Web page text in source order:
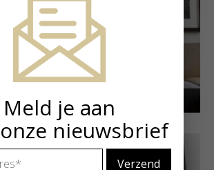
particulieren
Meld je aan
nieuwsbrief